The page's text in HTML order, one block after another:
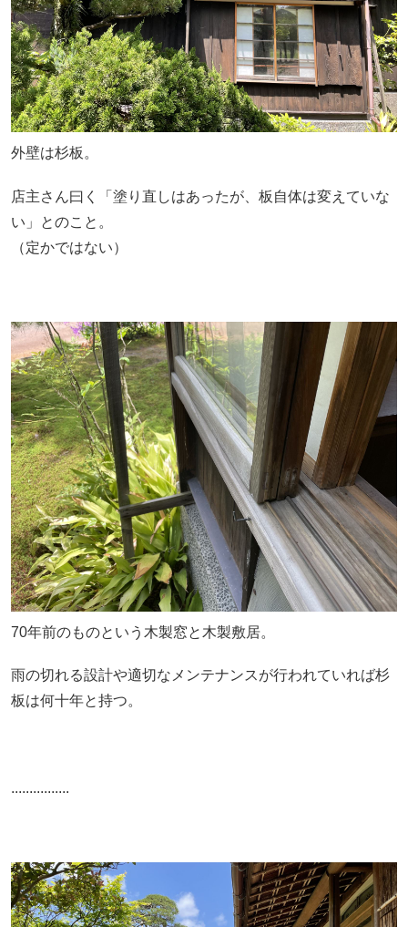
外壁は杉板。
店主さん曰く「塗り直しはあったが、板自体は変えていな
い」とのこと。
（定かではない）
70年前のものという木製窓と木製敷居。
雨の切れる設計や適切なメンテナンスが行われていれば杉
板は何十年と持つ。
................